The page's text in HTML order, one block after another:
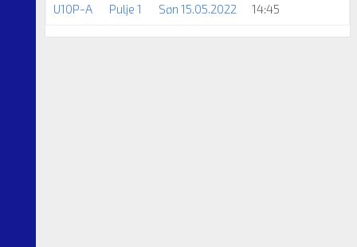
U10P-A Pulje 1 Søn 15.05.2022 14:45